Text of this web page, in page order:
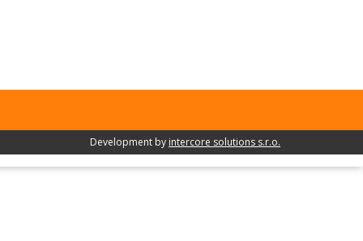
Development by intercore solutions s.r.o.